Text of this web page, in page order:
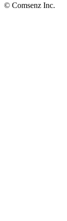
© Comsenz Inc.